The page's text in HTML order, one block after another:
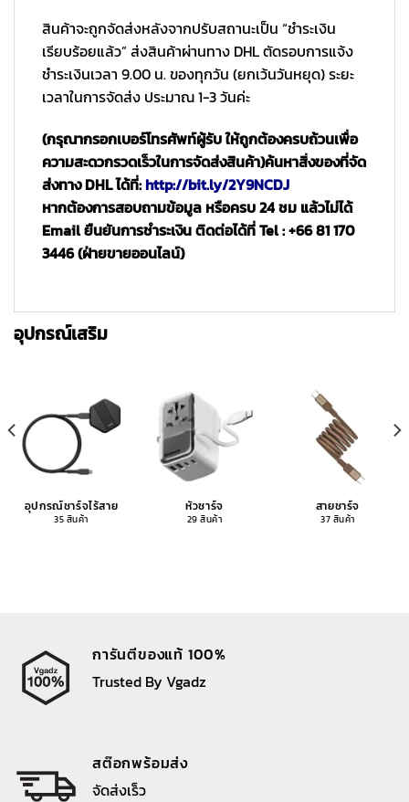
สินค้าจะถูกจัดส่งหลังจากปรับสถานะเป็น “ชำระเงิน
เรียบร้อยแล้ว” ส่งสินค้าผ่านทาง DHL ตัดรอบการแจ้ง
ชำระเงินเวลา 9.00 น. ของทุกวัน (ยกเว้นวันหยุด) ระยะ
เวลาในการจัดส่ง ประมาณ 1-3 วันค่ะ
(กรุณากรอกเบอร์โทรศัพท์ผู้รับ ให้ถูกต้องครบถ้วนเพื่อ
ความสะดวกรวดเร็วในการจัดส่งสินค้า)ค้นหาสิ่งของที่จัด
ส่งทาง DHL ได้ที่:http://bit.ly/2Y9NCDJ
หากต้องการสอบถามข้อมูล หรือครบ 24 ชม แล้วไม่ได้
Email ยืนยันการชำระเงิน ติดต่อได้ที่ Tel : +66 81 170
3446 (ฝ่ายขายออนไลน์)
อุปกรณ์เสริม
อุปกรณ์ชาร์จไร้สาย
35 สินค้า
หัวชาร์จ
29 สินค้า
สายชาร์จ
37 สินค้า
การันตีของแท้ 100%
Trusted By Vgadz
สต๊อกพร้อมส่ง
จัดส่งเร็ว